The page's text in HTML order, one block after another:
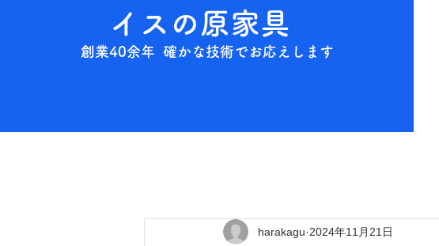
イスの原家具
創業40余年 確かな技術でお応えします
harakagu 2024年11月21日